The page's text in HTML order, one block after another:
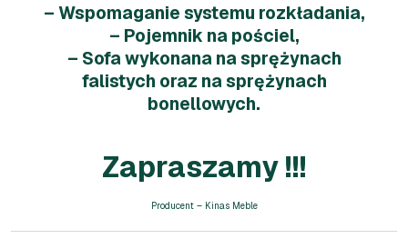
– Wspomaganie systemu rozkładania,
– Pojemnik na pościel,
– Sofa wykonana na sprężynach
falistych oraz na sprężynach
bonellowych.
Zapraszamy !!!
Producent – Kinas Meble